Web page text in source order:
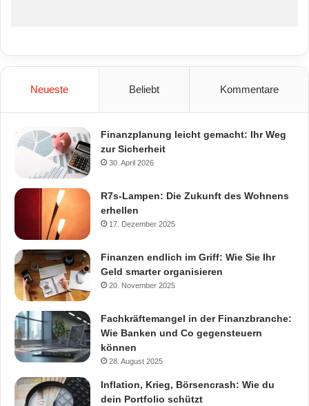
Neueste Beliebt Kommentare
Finanzplanung leicht gemacht: Ihr Weg
zur Sicherheit
30. April 2026
R7s-Lampen: Die Zukunft des Wohnens
erhellen
17. Dezember 2025
Finanzen endlich im Griff: Wie Sie Ihr
Geld smarter organisieren
20. November 2025
Fachkräftemangel in der Finanzbranche:
Wie Banken und Co gegensteuern
können
28. August 2025
Inflation, Krieg, Börsencrash: Wie du
dein Portfolio schützt